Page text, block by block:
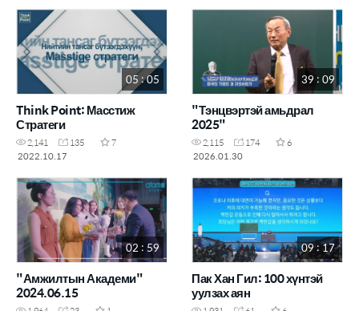
05 : 05
Think Point: Масстиж
Стратеги
2,141 135
7
2022.10.17
39 : 09
"Тэнцвэртэй амьдрал
2025"
2,115 174
6
2026.01.30
02 : 59
"Амжилтын Академи"
2024.06.15
09 : 17
Пак Хан Гил: 100 хүнтэй
уулзах аян